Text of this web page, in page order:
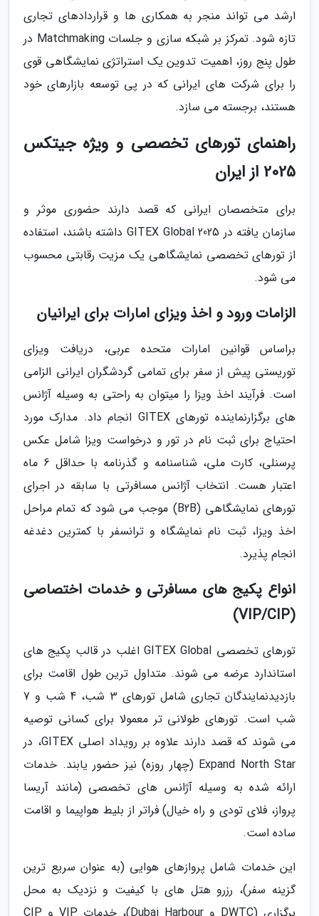
ارشد می تواند منجر به همکاری ها و قراردادهای تجاری
تازه شود. تمرکز بر شبکه سازی و جلسات Matchmaking در
طول پنج روز، اهمیت تدوین یک استراتژی نمایشگاهی قوی
را برای شرکت های ایرانی که در پی توسعه بازارهای خود
هستند، برجسته می سازد.
راهنمای تورهای تخصصی و ویژه جیتکس
2025 از ایران
برای متخصصان ایرانی که قصد دارند حضوری موثر و
سازمان یافته در GITEX Global 2025 داشته باشند، استفاده
از تورهای تخصصی نمایشگاهی یک مزیت رقابتی محسوب
می شود.
الزامات ورود و اخذ ویزای امارات برای ایرانیان
براساس قوانین امارات متحده عربی، دریافت ویزای
توریستی پیش از سفر برای تمامی گردشگران ایرانی الزامی
است. فرآیند اخذ ویزا را میتوان به راحتی به وسیله آژانس
های برگزارنماینده تورهای GITEX انجام داد. مدارک مورد
احتیاج برای ثبت نام در تور و درخواست ویزا شامل عکس
پرسنلی، کارت ملی، شناسنامه و گذرنامه با حداقل 6 ماه
اعتبار هست. انتخاب آژانس مسافرتی با سابقه در اجرای
تورهای نمایشگاهی (B2B) موجب می شود که تمام مراحل
اخذ ویزا، ثبت نام نمایشگاه و ترانسفر با کمترین دغدغه
انجام پذیرد.
انواع پکیج های مسافرتی و خدمات اختصاصی
(VIP/CIP)
تورهای تخصصی GITEX Global اغلب در قالب پکیج های
استاندارد عرضه می شوند. متداول ترین طول اقامت برای
بازدیدنمایندگان تجاری شامل تورهای 3 شب، 4 شب و 7
شب است. تورهای طولانی تر معمولا برای کسانی توصیه
می شوند که قصد دارند علاوه بر رویداد اصلی GITEX، در
Expand North Star (چهار روزه) نیز حضور یابند. خدمات
ارائه شده به وسیله آژانس های تخصصی (مانند آریسا
پرواز، فلای تودی و راه خیال) فراتر از بلیط هواپیما و اقامت
ساده است.
این خدمات شامل پروازهای هوایی (به عنوان سریع ترین
گزینه سفر)، رزرو هتل های با کیفیت و نزدیک به محل